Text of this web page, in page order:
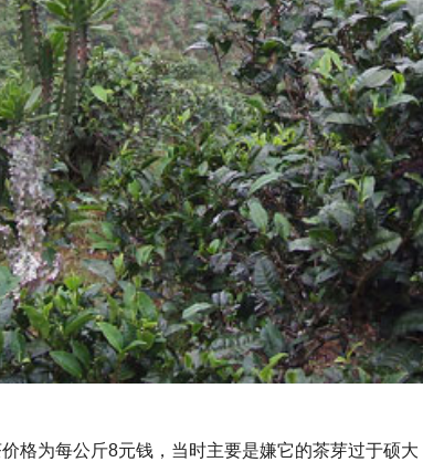
格为每公斤8元钱，当时主要是嫌它的茶芽过于硕